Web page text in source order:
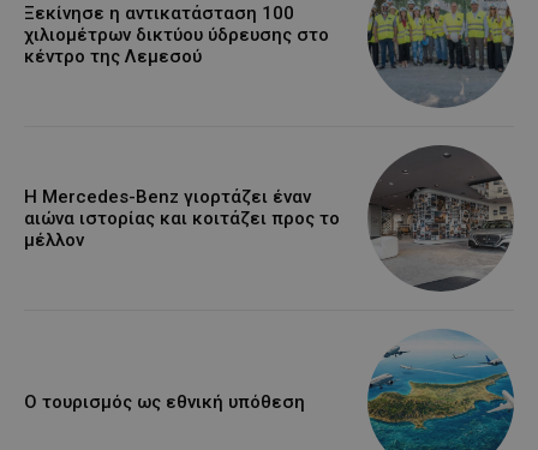
Ξεκίνησε η αντικατάσταση 100
χιλιομέτρων δικτύου ύδρευσης στο
κέντρο της Λεμεσού
Η Mercedes-Benz γιορτάζει έναν
αιώνα ιστορίας και κοιτάζει προς το
μέλλον
Ο τουρισμός ως εθνική υπόθεση